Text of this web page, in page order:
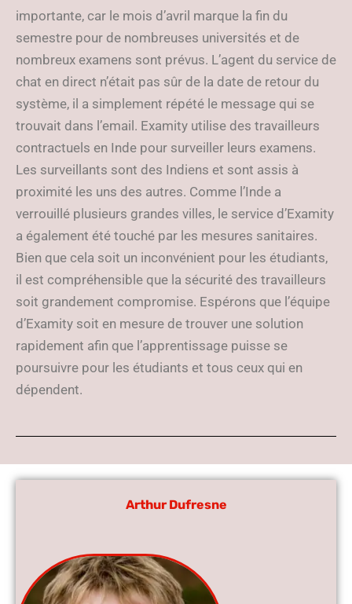
importante, car le mois d’avril marque la fin du
semestre pour de nombreuses universités et de
nombreux examens sont prévus. L’agent du service de
chat en direct n’était pas sûr de la date de retour du
système, il a simplement répété le message qui se
trouvait dans l’email. Examity utilise des travailleurs
contractuels en Inde pour surveiller leurs examens.
Les surveillants sont des Indiens et sont assis à
proximité les uns des autres. Comme l’Inde a
verrouillé plusieurs grandes villes, le service d’Examity
a également été touché par les mesures sanitaires.
Bien que cela soit un inconvénient pour les étudiants,
il est compréhensible que la sécurité des travailleurs
soit grandement compromise. Espérons que l’équipe
d’Examity soit en mesure de trouver une solution
rapidement afin que l’apprentissage puisse se
poursuivre pour les étudiants et tous ceux qui en
dépendent.
Arthur Dufresne